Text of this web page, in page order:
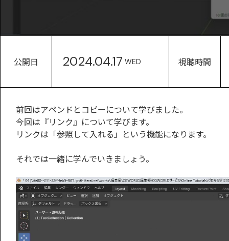
公開日 2024.04.17 WED 視聴時間
前回はアペンドとコピーについて学びました。
今回は『リンク』について学びます。
リンクは「参照して入れる」という機能になります。
それでは一緒に学んでいきましょう。